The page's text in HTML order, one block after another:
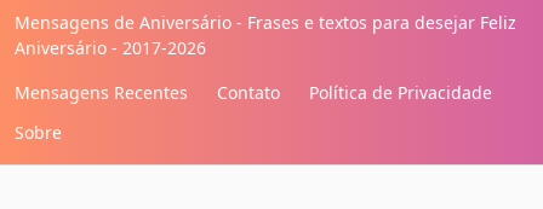
Mensagens de Aniversário - Frases e textos para desejar Feliz
Aniversário - 2017-2026
Mensagens Recentes
Contato
Política de Privacidade
Sobre